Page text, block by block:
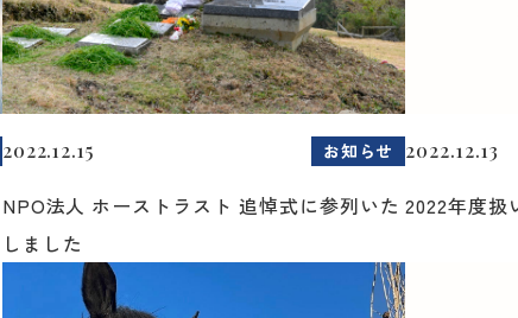
2022.12.15 お知らせ
NPO法人 ホーストラスト 追悼式に参列いた
しました
2022.12.13
2022年度扱